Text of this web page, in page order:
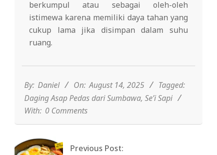
berkumpul atau sebagai oleh-oleh
istimewa karena memiliki daya tahan yang
cukup lama jika disimpan dalam suhu
ruang.
14
By: Daniel On: August 14, 2025
Tagged:
Daging Asap Pedas dari Sumbawa, Se’i Sapi
With: 0 Comments
Previous Post: